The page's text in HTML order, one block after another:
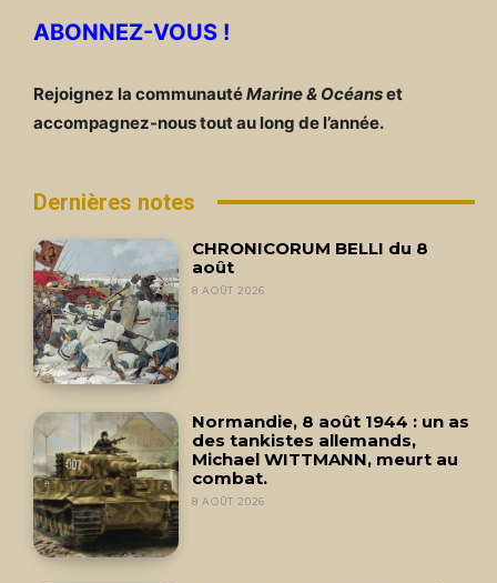
ABONNEZ-VOUS !
Rejoignez la communautéMarine & Océanset
accompagnez-nous tout au long de l’année.
Dernières notes
CHRONICORUM BELLI du 8
août
8 AOÛT 2026
Normandie, 8 août 1944 : un as
des tankistes allemands,
Michael WITTMANN, meurt au
combat.
8 AOÛT 2026